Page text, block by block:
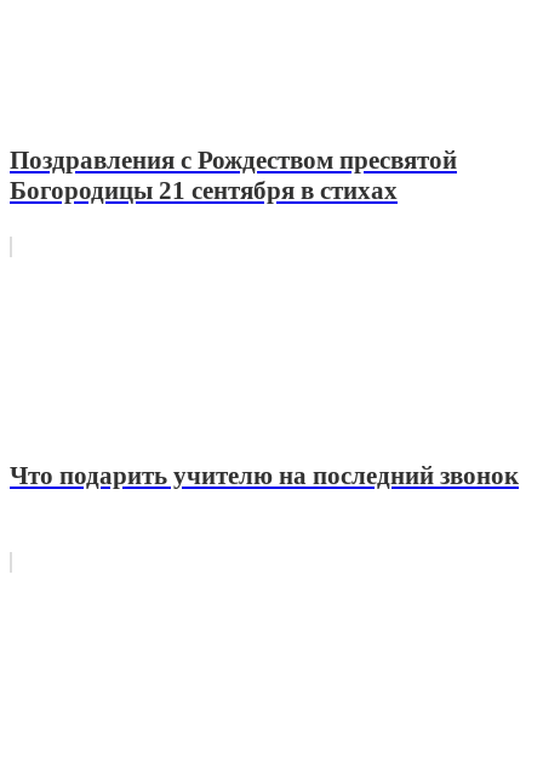
Поздравления с Рождеством пресвятой
Богородицы 21 сентября в стихах
Что подарить учителю на последний звонок